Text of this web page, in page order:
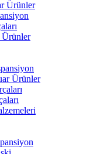
Ürünler
Ürünler
Ürünler